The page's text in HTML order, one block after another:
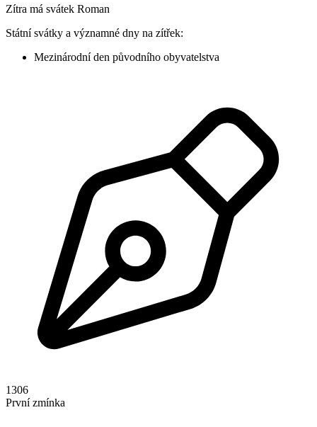
Zítra má svátek Roman
Státní svátky a významné dny na zítřek:
Mezinárodní den původního obyvatelstva
1306
První zmínka